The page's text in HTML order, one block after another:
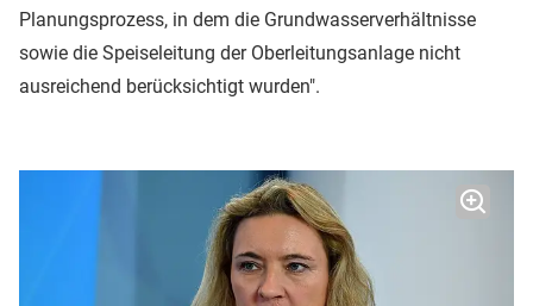
Planungsprozess, in dem die Grundwasserverhältnisse
sowie die Speiseleitung der Oberleitungsanlage nicht
ausreichend berücksichtigt wurden".